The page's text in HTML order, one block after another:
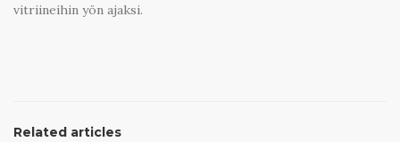
vitriineihin yön ajaksi.
Related articles